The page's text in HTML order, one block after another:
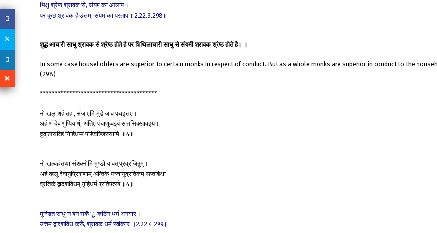
भिक्षुश्रेष्ठश्रावकसे,संयमकाआलाप ।
परकुछश्रावकहैउत्तम,संयमकापरताप ॥2.22.3.298 ॥
शुद्ध आचारी साधु श्रावक से श्रेष्ठ होते है पर शिथिलाचारी साधु से संयमी श्रावक श्रेष्ठ होते है। ।
In some case householders are superior to certain monks in respect of conduct. But as a whole monks are superior in conduct to the
(298)
****************************************
नोखलुअहंतहा,संजाएमिमुंडेजावपव्वइत्तए।
अहंणंदेवाणुप्पियाणं, अंतिएपंचाणुव्वइयंसत्तसिक्खावइय।
दुवालसविहंगिहिधम्मंपडिवज्जिस्सामि ॥4 ॥
नोखल्वहंतथासंशक्नोमिमुण्डोयावत्प्रव्रजितुम्।
अहंखलुदेवानुप्रियाणाम्अन्तिकेपञ्चानुव्रतिकम्सप्तशिक्षा–
व्रतिकंद्वादशविधम्गृहिधर्मप्रतिपत्स्ये ॥4 ॥
मुण्डितसाधुनबनसकँू,कठिनधर्मअनगार ।
उत्तमद्वादशविधकरूँ,श्रावकधर्मस्वीकार ॥2.22.4.299 ॥